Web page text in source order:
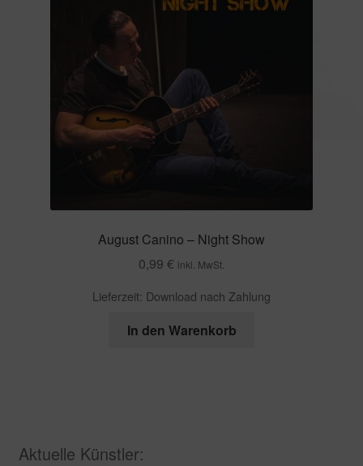
August Canino – Night Show
0,99 € inkl. MwSt.
Lieferzeit: Download nach Zahlung
In den Warenkorb
Aktuelle Künstler: